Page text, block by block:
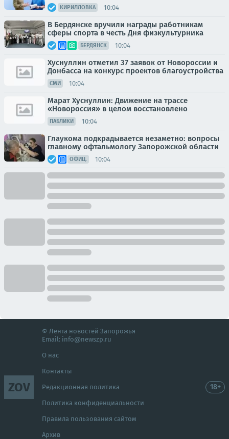
КИРИЛЛОВКА 10:04
В Бердянске вручили награды работникам
сферы спорта в честь Дня физкультурника
БЕРДЯНСК 10:04
Хуснуллин отметил 37 заявок от Новороссии и
Донбасса на конкурс проектов благоустройства
СМИ 10:04
Марат Хуснуллин: Движение на трассе
«Новороссия» в целом восстановлено
ПАБЛИКИ 10:04
Глаукома подкрадывается незаметно: вопросы
главному офтальмологу Запорожской области
ОФИЦ. 10:04
ZOV
© Лента новостей Запорожья
Email: info@newszp.ru
О нас
Контакты
Редакционная политика
Политика конфиденциальности
Правила пользования сайтом
Архив
18+